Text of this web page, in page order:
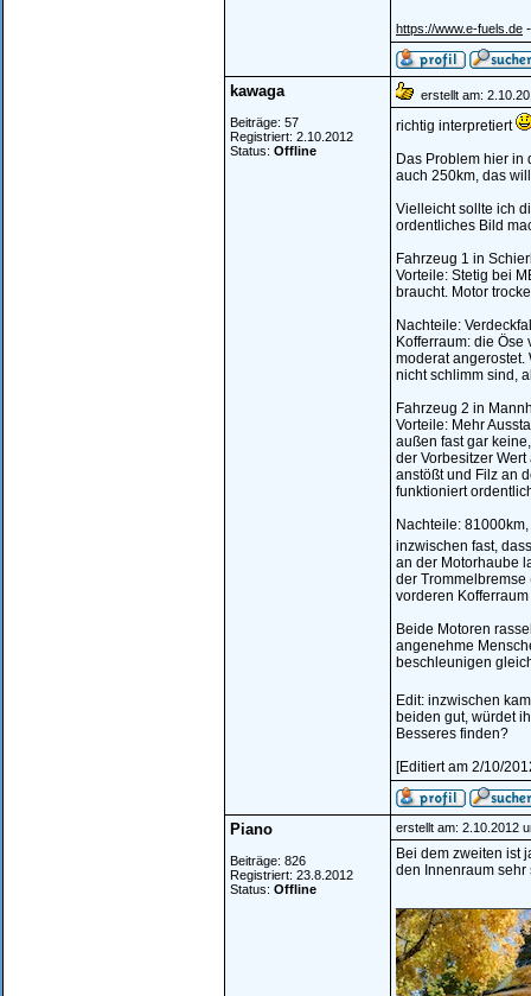
https://www.e-fuels.de
kawaga
Beiträge: 57
Registriert: 2.10.2012
Status: Offline
erstellt am:
richtig interpretiert
Das Problem hier in
auch 250km, das
Vielleicht sollte ich
ordentliches Bild
Fahrzeug 1 in
Vorteile: Stetig bei
braucht. Motor
Nachteile:
Kofferraum: die
moderat
nicht schlimm sind,
Fahrzeug 2 in
Vorteile: Mehr
außen fast gar
der Vorbesitzer
anstößt und Filz an
funktioniert
Nachteile:
inzwischen fast,
an der Motorhaube
der
vorderen
Beide Motoren
angenehme
beschleunigen
Edit: inzwischen
beiden gut, würdet
Besseres finden?
[Editiert am 2/10/
Piano
Beiträge: 826
Registriert: 23.8.2012
Status: Offline
erstellt am: 2.10.2012
Bei dem zweiten ist
den Innenraum